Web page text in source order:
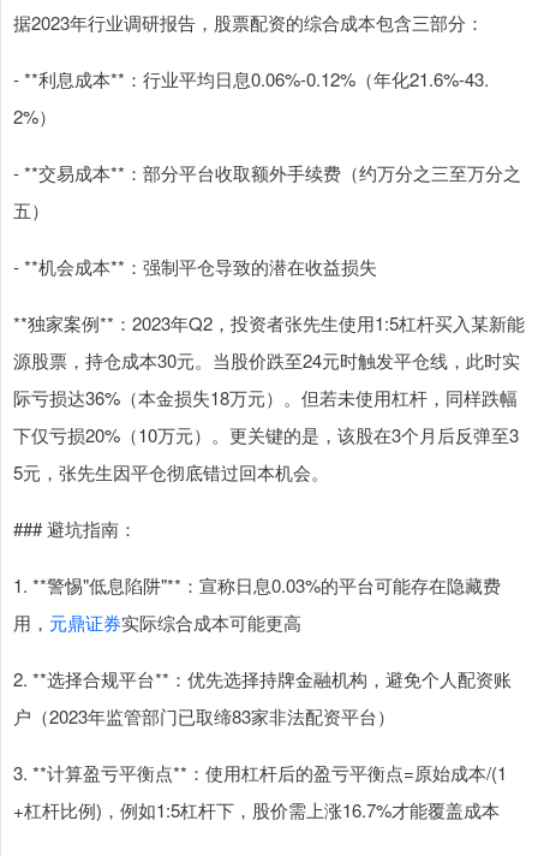
据2023年行业调研报告，股票配资的综合成本包含三部分：
- **利息成本**：行业平均日息0.06%-0.12%（年化21.6%-43.
2%）
- **交易成本**：部分平台收取额外手续费（约万分之三至万分之
五）
- **机会成本**：强制平仓导致的潜在收益损失
**独家案例**：2023年Q2，投资者张先生使用1:5杠杆买入某新能
源股票，持仓成本30元。当股价跌至24元时触发平仓线，此时实
际亏损达36%（本金损失18万元）。但若未使用杠杆，同样跌幅
下仅亏损20%（10万元）。更关键的是，该股在3个月后反弹至3
5元，张先生因平仓彻底错过回本机会。
### 避坑指南：
1. **警惕"低息陷阱"**：宣称日息0.03%的平台可能存在隐藏费
用， 元鼎证券实际综合成本可能更高
2. **选择合规平台**：优先选择持牌金融机构，避免个人配资账
户（2023年监管部门已取缔83家非法配资平台）
3. **计算盈亏平衡点**：使用杠杆后的盈亏平衡点=原始成本/(1
+杠杆比例)，例如1:5杠杆下，股价需上涨16.7%才能覆盖成本